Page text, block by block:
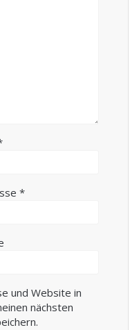
*
und Website in
nächsten